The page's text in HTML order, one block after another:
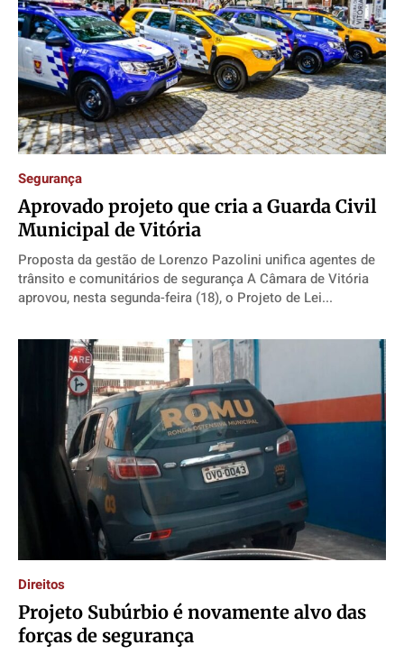
Segurança
Aprovado projeto que cria a Guarda Civil
Municipal de Vitória
Proposta da gestão de Lorenzo Pazolini unifica agentes de
trânsito e comunitários de segurança A Câmara de Vitória
aprovou, nesta segunda-feira (18), o Projeto de Lei...
Direitos
​Projeto Subúrbio é novamente alvo das
forças de segurança